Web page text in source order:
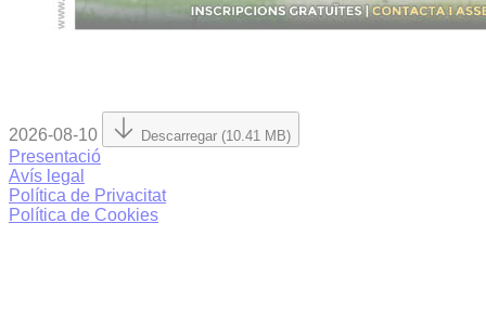
2026-08-10 Descarregar (10.41 MB)
Presentació
Avís legal
Política de Privacitat
Política de Cookies